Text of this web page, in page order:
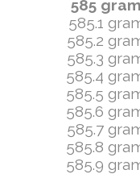
585
585.1
585.2
585.3
585.4
585.5
585.6
585.7
585.8
585.9